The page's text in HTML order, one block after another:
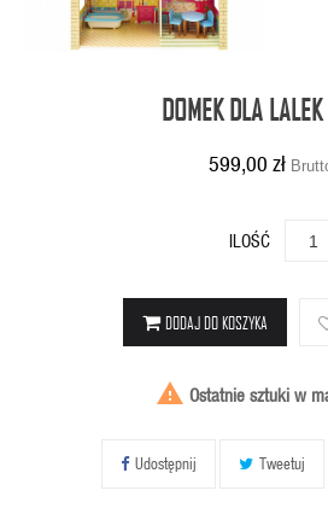
DOMEK DLA
599,00 zł
ILOŚĆ
DODAJ DO KOSZYKA
 Ostatnie sztuki w
Udostępnij Tweetuj